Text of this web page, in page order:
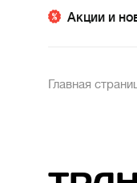
Акции и
Главная